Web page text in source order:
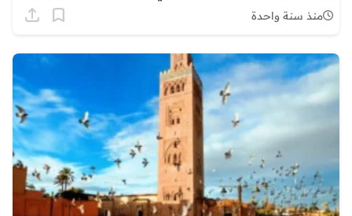
منذ سنة واحدة